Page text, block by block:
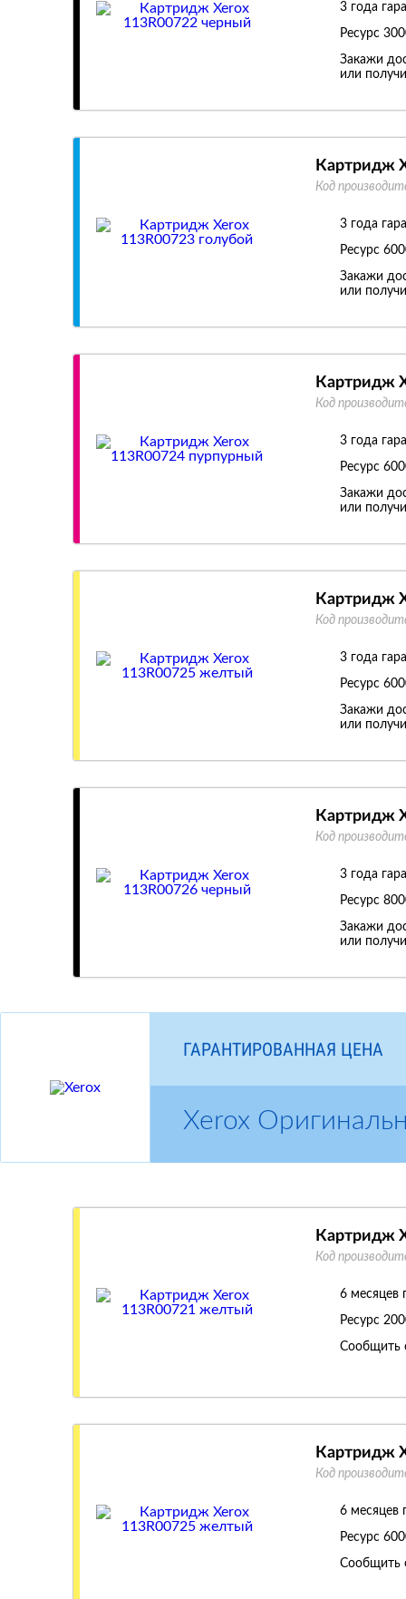
3 года
Ресурс
Закажи
или
Картридж
Код
3 года
Ресурс
Закажи
или
Картридж
Код
3 года
Ресурс
Закажи
или
Картридж
Код
3 года
Ресурс
Закажи
или
Картридж
Код
3 года
Ресурс
Закажи
или
ГАРАНТИРОВАННАЯ ЦЕНА
Xerox
Картридж
Код
6 месяцев
Ресурс
Сообщить
Картридж
Код
6 месяцев
Ресурс
Сообщить